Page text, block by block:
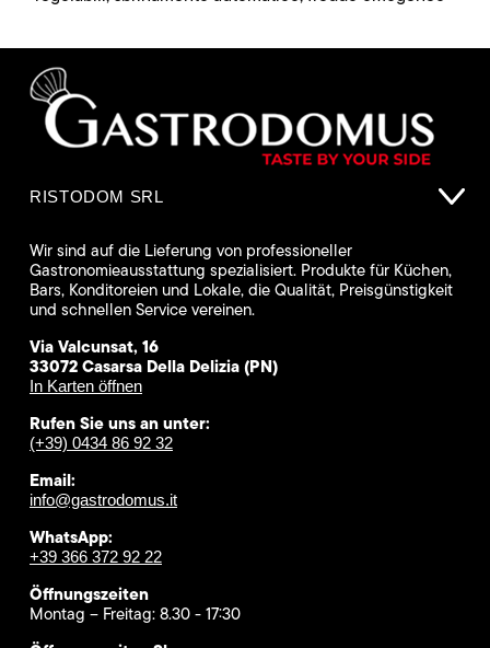
RISTODOM SRL
Wir sind auf die Lieferung von professioneller
Gastronomieausstattung spezialisiert. Produkte für Küchen,
Bars, Konditoreien und Lokale, die Qualität, Preisgünstigkeit
und schnellen Service vereinen.
Via Valcunsat, 16
33072 Casarsa Della Delizia (PN)
In Karten öffnen
Rufen Sie uns an unter:
(+39) 0434 86 92 32
Email:
info@gastrodomus.it
WhatsApp:
+39 366 372 92 22
Öffnungszeiten
Montag – Freitag: 8.30 - 17:30